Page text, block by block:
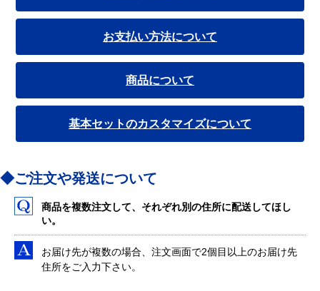
お支払い方法について
商品について
基本セットのカスタマイズについて
◆ご注文や発送について
商品を複数注文して、それぞれ別の住所に配送してほし
い。
お届け先が複数の場合、注文画面で2個目以上のお届け先
住所をご入力下さい。